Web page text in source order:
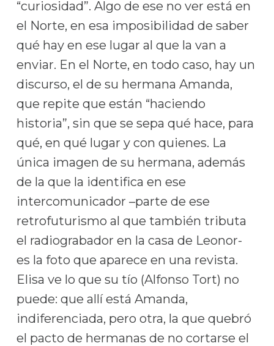
“curiosidad”. Algo de ese no ver está en
el Norte, en esa imposibilidad de saber
qué hay en ese lugar al que la van a
enviar. En el Norte, en todo caso, hay un
discurso, el de su hermana Amanda,
que repite que están “haciendo
historia”, sin que se sepa qué hace, para
qué, en qué lugar y con quienes. La
única imagen de su hermana, además
de la que la identifica en ese
intercomunicador –parte de ese
retrofuturismo al que también tributa
el radiograbador en la casa de Leonor-
es la foto que aparece en una revista.
Elisa ve lo que su tío (Alfonso Tort) no
puede: que allí está Amanda,
indiferenciada, pero otra, la que quebró
el pacto de hermanas de no cortarse el